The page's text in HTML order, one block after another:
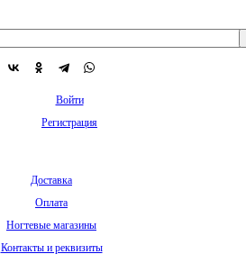
Войти
Регистрация
Доставка
Оплата
Ногтевые магазины
Контакты и реквизиты